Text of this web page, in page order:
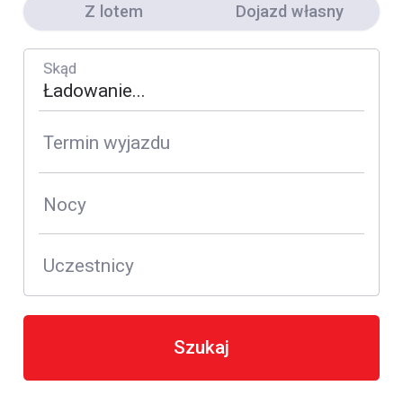
Z lotem Dojazd własny
Skąd
Termin wyjazdu
Nocy
Uczestnicy
Szukaj